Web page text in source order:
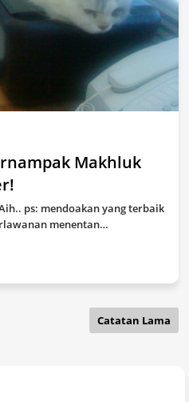
Makhluk
ps: mendoakan yang terbaik
menentan…
Catatan Lama